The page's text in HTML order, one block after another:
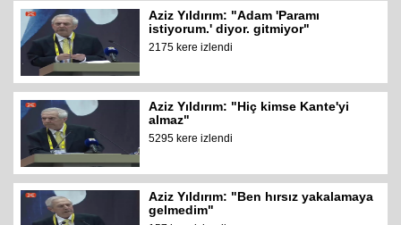
Aziz Yıldırım: "Adam 'Paramı
istiyorum.' diyor. gitmiyor"
2175 kere izlendi
Aziz Yıldırım: "Hiç kimse Kante'yi
almaz"
5295 kere izlendi
Aziz Yıldırım: "Ben hırsız yakalamaya
gelmedim"